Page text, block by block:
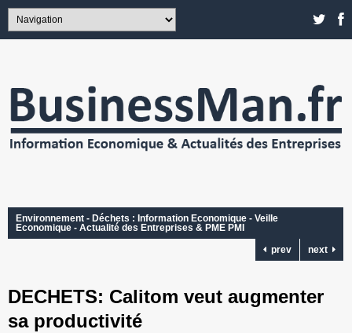
Environnement - Déchets : Information Economique - Veille
Economique - Actualité des Entreprises & PME PMI
prev
next
DECHETS: Calitom veut augmenter
sa productivité